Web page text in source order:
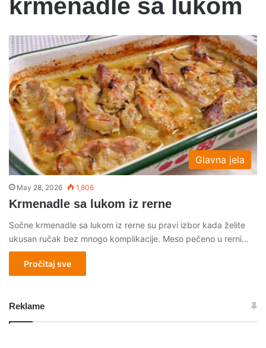
krmenadle sa lukom
Glavna jela
May 28, 2026 1,806
Krmenadle sa lukom iz rerne
Sočne krmenadle sa lukom iz rerne su pravi izbor kada želite
ukusan ručak bez mnogo komplikacije. Meso pečeno u rerni…
Pročitaj sve
Reklame